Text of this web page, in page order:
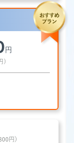
円
)
円）